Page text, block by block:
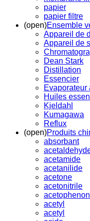
papier
papier filtre
(open)Ensemble
Appareil de
Appareil de
Dean Stark
Distillation
Essencier
Evaporateur
Huiles
Kjeldahl
Kumagawa
Reflux
(open)Produits
absorbant
acetamide
acetanilide
acetone
acetonitrile
acetyl
acetyl